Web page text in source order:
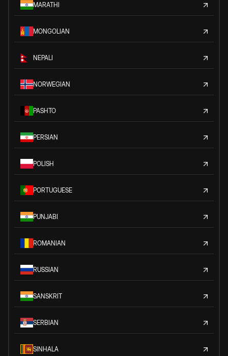
MARATHI
MONGOLIAN
NEPALI
NORWEGIAN
PASHTO
PERSIAN
POLISH
PORTUGUESE
PUNJABI
ROMANIAN
RUSSIAN
SANSKRIT
SERBIAN
SINHALA